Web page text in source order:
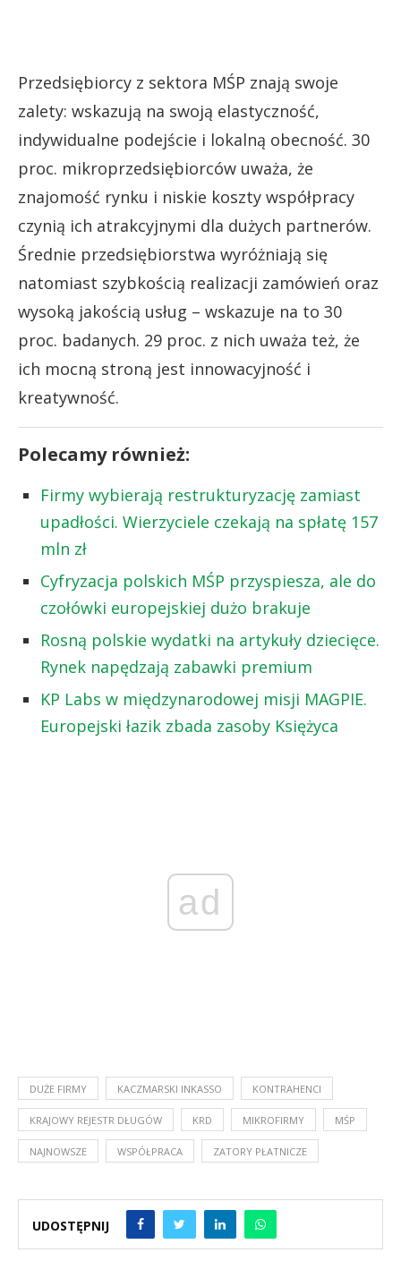
Przedsiębiorcy z sektora MŚP znają swoje
zalety: wskazują na swoją elastyczność,
indywidualne podejście i lokalną obecność. 30
proc. mikroprzedsiębiorców uważa, że
znajomość rynku i niskie koszty współpracy
czynią ich atrakcyjnymi dla dużych partnerów.
Średnie przedsiębiorstwa wyróżniają się
natomiast szybkością realizacji zamówień oraz
wysoką jakością usług – wskazuje na to 30
proc. badanych. 29 proc. z nich uważa też, że
ich mocną stroną jest innowacyjność i
kreatywność.
Polecamy również:
Firmy wybierają restrukturyzację zamiast
upadłości. Wierzyciele czekają na spłatę 157
mln zł
Cyfryzacja polskich MŚP przyspiesza, ale do
czołówki europejskiej dużo brakuje
Rosną polskie wydatki na artykuły dziecięce.
Rynek napędzają zabawki premium
KP Labs w międzynarodowej misji MAGPIE.
Europejski łazik zbada zasoby Księżyca
ad
DUŻE FIRMY KACZMARSKI INKASSO KONTRAHENCI
KRAJOWY REJESTR DŁUGÓW KRD MIKROFIRMY MŚP
NAJNOWSZE WSPÓŁPRACA ZATORY PŁATNICZE
UDOSTĘPNIJ